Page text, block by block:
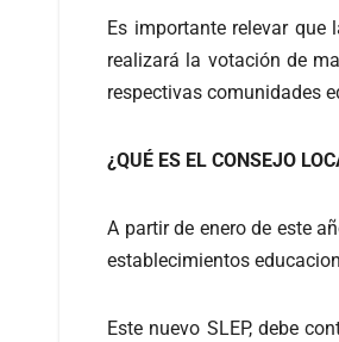
Es importante relevar
realizará la votación de
respectivas comunidades
¿QUÉ ES EL CONSEJO
A partir de enero de este
establecimientos
Este nuevo SLEP, debe